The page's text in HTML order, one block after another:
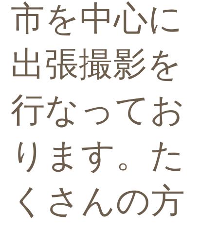
市を中心に
出張撮影を
行なってお
ります。た
くさんの方